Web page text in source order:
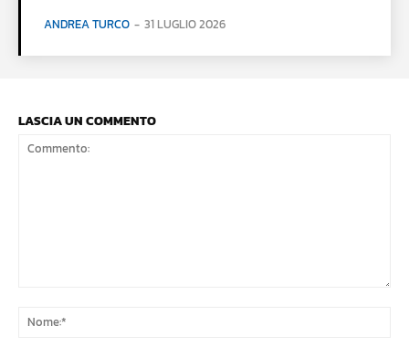
ANDREA TURCO - 31 LUGLIO 2026
LASCIA UN COMMENTO